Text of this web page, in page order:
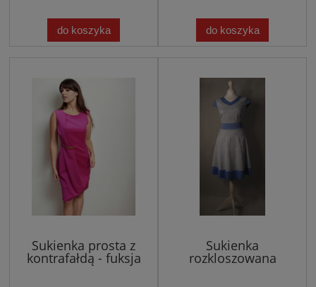
do koszyka do koszyka
Sukienka prosta z
kontrafałdą - fuksja
010
Sukienka
rozkloszowana